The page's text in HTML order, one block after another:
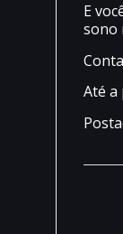
E
sono
Até a